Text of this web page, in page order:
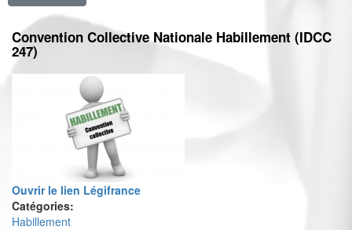
Convention Collective Nationale Habillement (IDCC
247)
Ouvrir le lien Légifrance
Catégories:
Habillement